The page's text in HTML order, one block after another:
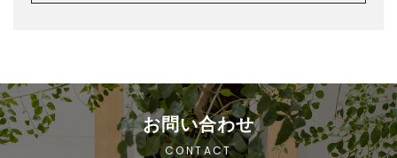
お問い合わせ
CONTACT